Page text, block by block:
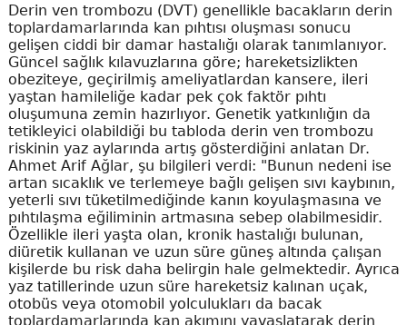
Derin ven trombozu (DVT) genellikle bacakların derin
toplardamarlarında kan pıhtısı oluşması sonucu
gelişen ciddi bir damar hastalığı olarak tanımlanıyor.
Güncel sağlık kılavuzlarına göre; hareketsizlikten
obeziteye, geçirilmiş ameliyatlardan kansere, ileri
yaştan hamileliğe kadar pek çok faktör pıhtı
oluşumuna zemin hazırlıyor. Genetik yatkınlığın da
tetikleyici olabildiği bu tabloda derin ven trombozu
riskinin yaz aylarında artış gösterdiğini anlatan Dr.
Ahmet Arif Ağlar, şu bilgileri verdi: "Bunun nedeni ise
artan sıcaklık ve terlemeye bağlı gelişen sıvı kaybının,
yeterli sıvı tüketilmediğinde kanın koyulaşmasına ve
pıhtılaşma eğiliminin artmasına sebep olabilmesidir.
Özellikle ileri yaşta olan, kronik hastalığı bulunan,
diüretik kullanan ve uzun süre güneş altında çalışan
kişilerde bu risk daha belirgin hale gelmektedir. Ayrıca
yaz tatillerinde uzun süre hareketsiz kalınan uçak,
otobüs veya otomobil yolculukları da bacak
toplardamarlarında kan akımını yavaşlatarak derin